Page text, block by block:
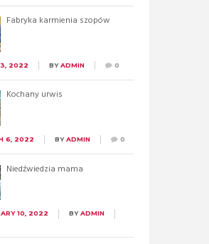
Fabryka karmienia szopów
2022 BYADMIN 0
Kochany urwis
6, 2022 BYADMIN 0
Niedźwiedzia mama
10, 2022 BYADMIN